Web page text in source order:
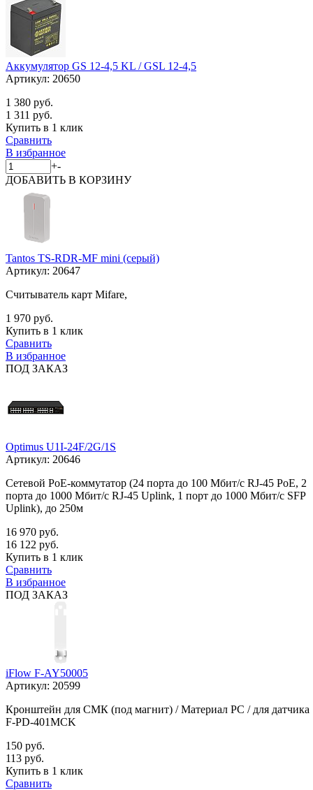
Аккумулятор GS 12-4,5 KL / GSL 12-4,5
Артикул: 20650
1 380 руб.
1 311 руб.
Купить в 1 клик
Сравнить
В избранное
+-
ДОБАВИТЬ В КОРЗИНУ
Tantos TS-RDR-MF mini (серый)
Артикул: 20647
Считыватель карт Mifare,
1 970 руб.
Купить в 1 клик
Сравнить
В избранное
ПОД ЗАКАЗ
Optimus U1I-24F/2G/1S
Артикул: 20646
Сетевой PoE-коммутатор (24 порта до 100 Мбит/с RJ-45 PoE, 2
порта до 1000 Мбит/с RJ-45 Uplink, 1 порт до 1000 Мбит/с SFP
Uplink), до 250м
16 970 руб.
16 122 руб.
Купить в 1 клик
Сравнить
В избранное
ПОД ЗАКАЗ
iFlow F-AY50005
Артикул: 20599
Кронштейн для СМК (под магнит) / Материал PC / для датчика
F-PD-401MCK
150 руб.
113 руб.
Купить в 1 клик
Сравнить